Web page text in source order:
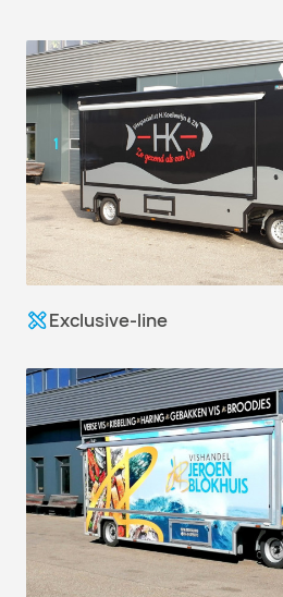
Exclusive-line